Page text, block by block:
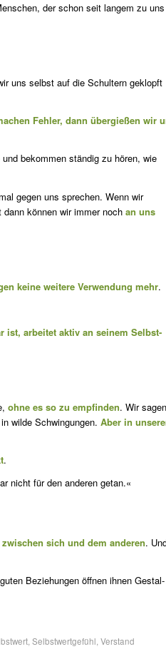
der schon seit langem zu uns
uns selbst auf die Schultern geklopft
Fehler, dann übergießen wir
bekommen ständig zu hören, wie
gegen uns sprechen. Wenn wir
können wir immer noch an uns
keine weitere Verwendung mehr.
ist, arbeitet aktiv an seinem Selbst­
ohne es so zu empfinden. Wir sagen
wilde Schwingungen. Aber in
.
nicht für den anderen getan.«
sich und dem anderen.
Beziehungen öffnen ihnen Gestal­
Selbstwertgefühl Verstand